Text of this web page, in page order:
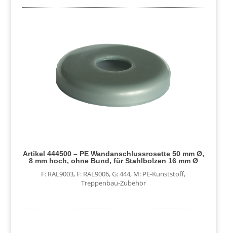
Artikel 444500 – PE Wandanschlussrosette 50 mm Ø,
8 mm hoch, ohne Bund, für Stahlbolzen 16 mm Ø
F: RAL9003, F: RAL9006,G: 444, M: PE-Kunststoff,
Treppenbau-Zubehör